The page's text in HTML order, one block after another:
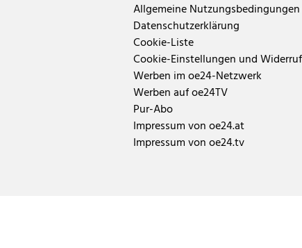
Allgemeine Nutzungsbedingungen
Datenschutzerklärung
Cookie-Liste
Cookie-Einstellungen und Widerruf
Werben im oe24-Netzwerk
Werben auf oe24TV
Pur-Abo
Impressum von oe24.at
Impressum von oe24.tv